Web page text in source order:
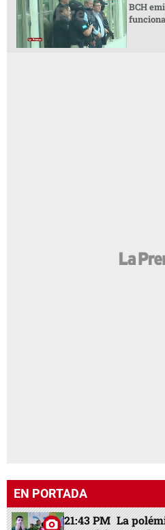
BCH
EN PORTADA
21:43 PM La